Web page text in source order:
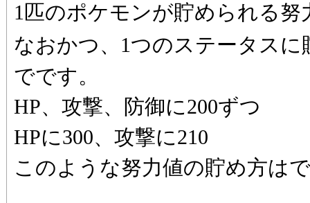
1匹のポケモンが貯められる努
なおかつ、1つのステータスに
でです。
HP、攻撃、防御に200ずつ
HPに300、攻撃に210
このような努力値の貯め方は